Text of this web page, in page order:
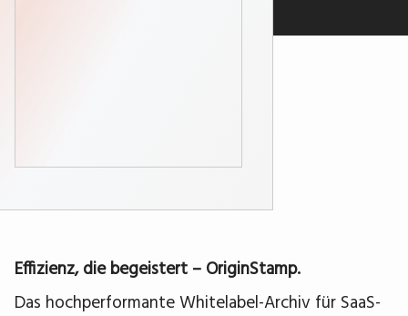
Effizienz, die begeistert – OriginStamp.
Das hochperformante Whitelabel-Archiv für SaaS-